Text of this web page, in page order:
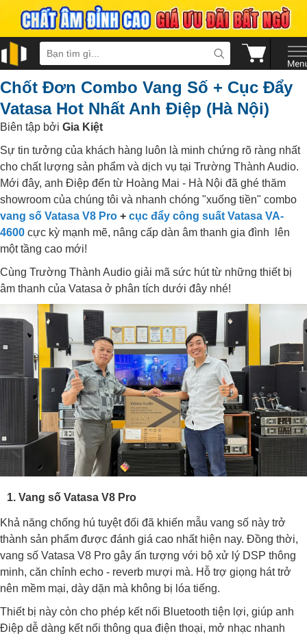
Chốt Đơn Combo Vang Số + Cục Đẩy
Vatasa Hot Nhất Anh Điệp (Hà Nội)
Biên tập bởi Gia Kiệt
Sự tin tưởng của khách hàng luôn là minh chứng rõ ràng nhất
cho chất lượng sản phẩm và dịch vụ tại Trường Thành Audio.
Mới đây, anh Điệp đến từ Hoàng Mai - Hà Nội đã ghé thăm
showroom của chúng tôi và nhanh chóng "xuống tiền" combo
vang số Vatasa V8 Pro + cục đẩy công suất Vatasa VA-
4600 cực kỳ mạnh mẽ, nâng cấp dàn âm thanh gia đình lên
một tầng cao mới!
Cùng Trường Thành Audio giải mã sức hút từ những thiết bị
âm thanh của Vatasa ở phân tích dưới đây nhé!
1. Vang số Vatasa V8 Pro
Khả năng chống hú tuyệt đối đã khiến mẫu vang số này trở
thành sản phẩm được đánh giá cao nhất hiện nay. Đồng thời,
vang số Vatasa V8 Pro gây ấn tượng với bộ xử lý DSP thông
minh, căn chỉnh echo - reverb mượi mà. Hỗ trợ giọng hát trở
nên mềm mại, dày dặn mà không bị lóa tiếng.
Thiết bị này còn cho phép kết nối Bluetooth tiện lợi, giúp anh
Điệp dễ dàng kết nối thông qua điện thoại, mở nhạc nhanh